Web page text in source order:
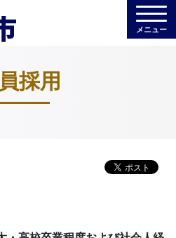
メニュー
採用